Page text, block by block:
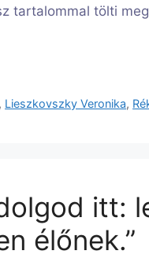
tartalommal tölti
, Lieszkovszky Veronika,
itt:
élőnek.”